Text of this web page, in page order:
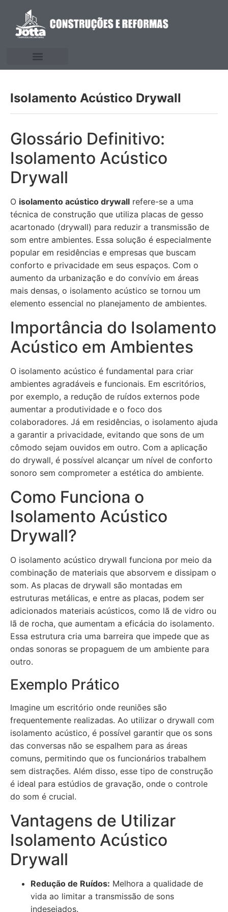
Isolamento Acústico Drywall
Glossário Definitivo:
Isolamento Acústico
Drywall
O isolamento acústico drywall refere-se a uma
técnica de construção que utiliza placas de gesso
acartonado (drywall) para reduzir a transmissão de
som entre ambientes. Essa solução é especialmente
popular em residências e empresas que buscam
conforto e privacidade em seus espaços. Com o
aumento da urbanização e do convívio em áreas
mais densas, o isolamento acústico se tornou um
elemento essencial no planejamento de ambientes.
Importância do Isolamento
Acústico em Ambientes
O isolamento acústico é fundamental para criar
ambientes agradáveis e funcionais. Em escritórios,
por exemplo, a redução de ruídos externos pode
aumentar a produtividade e o foco dos
colaboradores. Já em residências, o isolamento ajuda
a garantir a privacidade, evitando que sons de um
cômodo sejam ouvidos em outro. Com a aplicação
do drywall, é possível alcançar um nível de conforto
sonoro sem comprometer a estética do ambiente.
Como Funciona o
Isolamento Acústico
Drywall?
O isolamento acústico drywall funciona por meio da
combinação de materiais que absorvem e dissipam o
som. As placas de drywall são montadas em
estruturas metálicas, e entre as placas, podem ser
adicionados materiais acústicos, como lã de vidro ou
lã de rocha, que aumentam a eficácia do isolamento.
Essa estrutura cria uma barreira que impede que as
ondas sonoras se propaguem de um ambiente para
outro.
Exemplo Prático
Imagine um escritório onde reuniões são
frequentemente realizadas. Ao utilizar o drywall com
isolamento acústico, é possível garantir que os sons
das conversas não se espalhem para as áreas
comuns, permitindo que os funcionários trabalhem
sem distrações. Além disso, esse tipo de construção
é ideal para estúdios de gravação, onde o controle
do som é crucial.
Vantagens de Utilizar
Isolamento Acústico
Drywall
Redução de Ruídos: Melhora a qualidade de
vida ao limitar a transmissão de sons
indesejados.